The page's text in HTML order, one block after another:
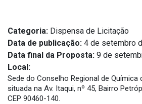
Categoria: Dispensa de Licitação
Data de publicação: 4 de setembro
Data final da Proposta: 9 de
Local:
Sede do Conselho Regional de Química
situada na Av. Itaqui, nº 45, Bairro
CEP 90460-140.